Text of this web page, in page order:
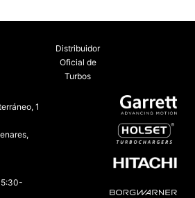
Distribuidor
Oficial de
Turbos
1